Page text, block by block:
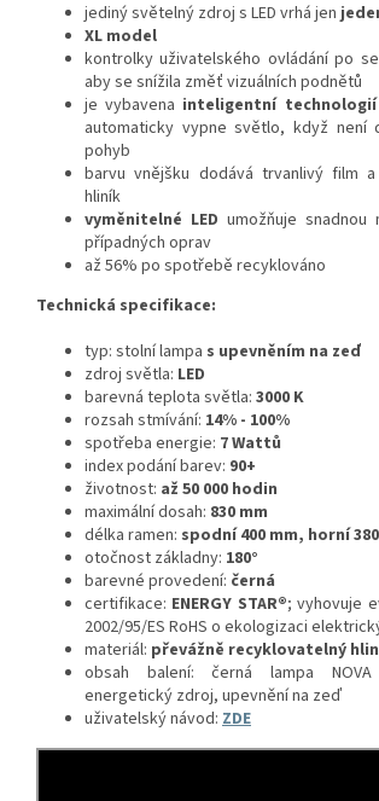
jediný světelný zdroj s LED vrhá jen
XL model
kontrolky uživatelského ovládání po
aby se snížila změť vizuálních podnětů
je vybavena inteligentní
automaticky vypne světlo, když není
pohyb
barvu vnějšku dodává trvanlivý film
hliník
vyměnitelné LED umožňuje
případných oprav
až 56% po spotřebě recyklováno
Technická specifikace:
typ: stolní lampa s upevněním na zeď
zdroj světla: LED
barevná teplota světla: 3000 K
rozsah stmívání: 14% - 100%
spotřeba energie: 7 Wattů
index podání barev: 90+
životnost: až 50 000 hodin
maximální dosah: 830 mm
délka ramen: spodní 400 mm, horní
otočnost základny: 180°
barevné provedení: černá
certifikace: ENERGY STAR®;vyhovuje
2002/95/ES RoHS o ekologizaci
materiál: převážně recyklovatelný
obsah balení: černá lampa NOVA
energetický zdroj, upevnění na zeď
uživatelský návod: ZDE